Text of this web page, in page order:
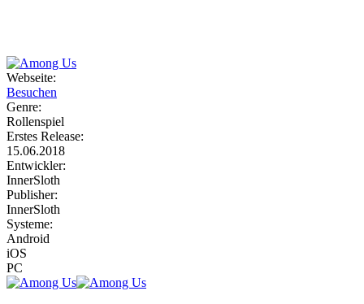
Webseite:
Besuchen
Genre:
Rollenspiel
Erstes Release:
15.06.2018
Entwickler:
InnerSloth
Publisher:
InnerSloth
Systeme:
Android
iOS
PC